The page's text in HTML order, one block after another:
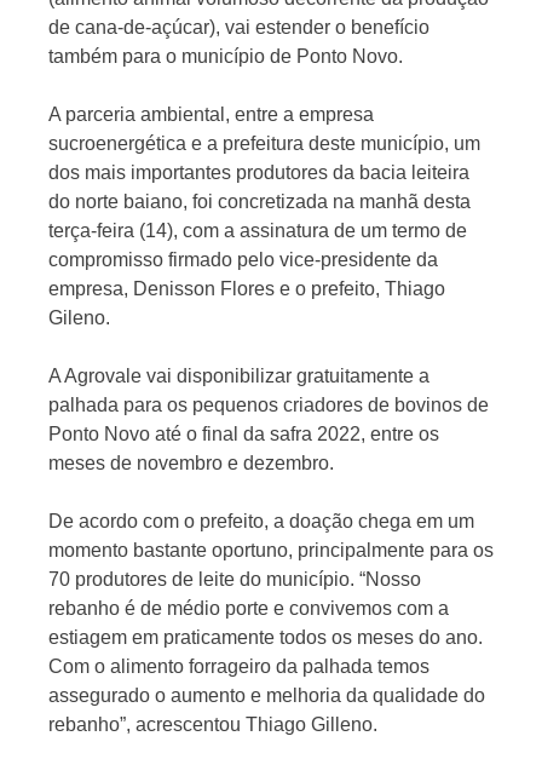
de cana-de-açúcar), vai estender o benefício
também para o município de Ponto Novo.
A parceria ambiental, entre a empresa
sucroenergética e a prefeitura deste município, um
dos mais importantes produtores da bacia leiteira
do norte baiano, foi concretizada na manhã desta
terça-feira (14), com a assinatura de um termo de
compromisso firmado pelo vice-presidente da
empresa, Denisson Flores e o prefeito, Thiago
Gileno.
A Agrovale vai disponibilizar gratuitamente a
palhada para os pequenos criadores de bovinos de
Ponto Novo até o final da safra 2022, entre os
meses de novembro e dezembro.
De acordo com o prefeito, a doação chega em um
momento bastante oportuno, principalmente para os
70 produtores de leite do município. “Nosso
rebanho é de médio porte e convivemos com a
estiagem em praticamente todos os meses do ano.
Com o alimento forrageiro da palhada temos
assegurado o aumento e melhoria da qualidade do
rebanho”, acrescentou Thiago Gilleno.